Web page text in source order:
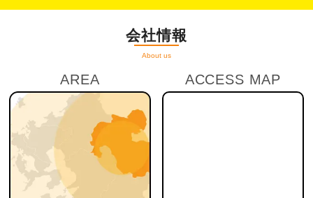
会社情報
About us
AREA ACCESS MAP